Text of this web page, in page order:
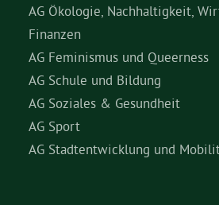
AG Ökologie, Nachhaltigkeit,
Finanzen
AG Feminismus und Queerness
AG Schule und Bildung
AG Soziales & Gesundheit
AG Sport
AG Stadtentwicklung und